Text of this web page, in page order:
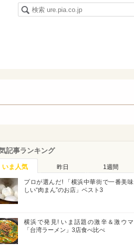
記事ランキング
いま人気 昨日 1週間
プロが選んだ! 「横浜中華街で一番美味
しい“肉まん”のお店」ベスト3
横浜で発見! いま話題の激辛＆激ウマ
「台湾ラーメン」3店食べ比べ